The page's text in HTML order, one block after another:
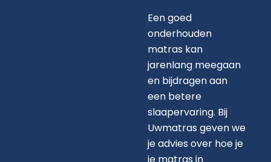
Een goed
onderhouden
matras kan
jarenlang meegaan
en bijdragen aan
een betere
slaapervaring. Bij
Uwmatras geven we
je advies over hoe je